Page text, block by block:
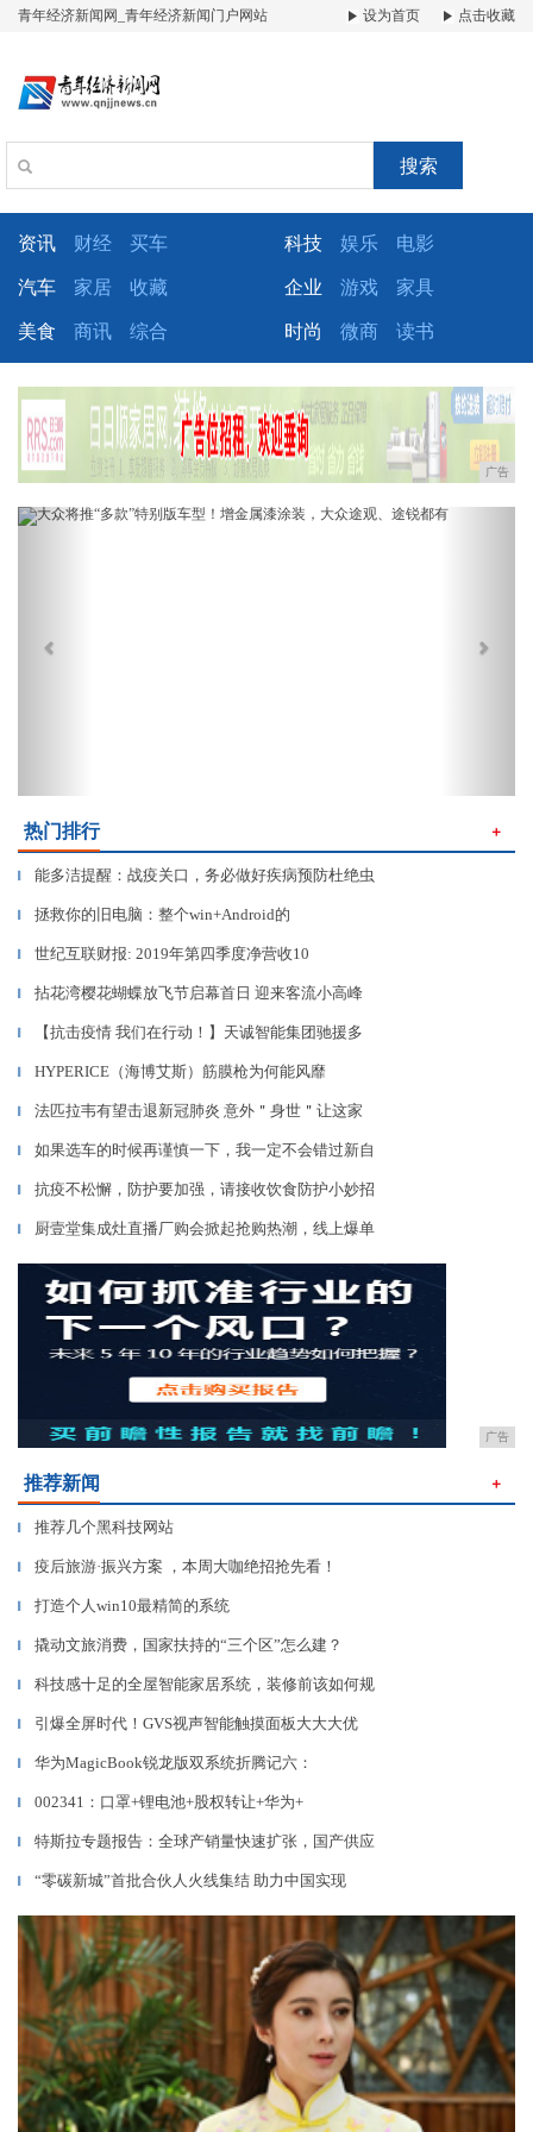
青年经济新闻网_青年经济新闻门户网站 设为首页 点击收藏
搜索
资讯 财经 买车 科技 娱乐 电影
汽车 家居 收藏 企业 游戏 家具
美食 商讯 综合 时尚 微商 读书
广告
Previous
热门排行 ＋
▎ 能多洁提醒：战疫关口，务必做好疾病预防杜绝虫
▎ 拯救你的旧电脑：整个win+Android的
▎ 世纪互联财报: 2019年第四季度净营收10
▎ 拈花湾樱花蝴蝶放飞节启幕首日 迎来客流小高峰
▎ 【抗击疫情 我们在行动！】天诚智能集团驰援多
▎ HYPERICE（海博艾斯）筋膜枪为何能风靡
▎ 法匹拉韦有望击退新冠肺炎 意外＂身世＂让这家
▎ 如果选车的时候再谨慎一下，我一定不会错过新自
▎ 抗疫不松懈，防护要加强，请接收饮食防护小妙招
▎ 厨壹堂集成灶直播厂购会掀起抢购热潮，线上爆单
广告
推荐新闻 ＋
▎ 推荐几个黑科技网站
▎ 疫后旅游·振兴方案 ，本周大咖绝招抢先看！
▎ 打造个人win10最精简的系统
▎ 撬动文旅消费，国家扶持的“三个区”怎么建？
▎ 科技感十足的全屋智能家居系统，装修前该如何规
▎ 引爆全屏时代！GVS视声智能触摸面板大大大优
▎ 华为MagicBook锐龙版双系统折腾记六：
▎ 002341：口罩+锂电池+股权转让+华为+
▎ 特斯拉专题报告：全球产销量快速扩张，国产供应
▎ “零碳新城”首批合伙人火线集结 助力中国实现